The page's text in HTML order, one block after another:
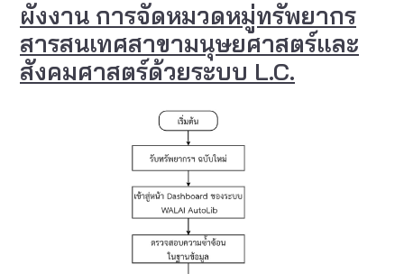
ผังงาน การจัดหมวดหมู่ทรัพยากร
สารสนเทศสาขามนุษยศาสตร์และ
สังคมศาสตร์ด้วยระบบ L.C.